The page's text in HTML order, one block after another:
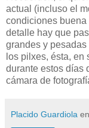
actual (incluso el
condiciones
detalle hay que
grandes y
los pilxes, ésta, en
durante estos días
cámara de
Placido Guardiola en